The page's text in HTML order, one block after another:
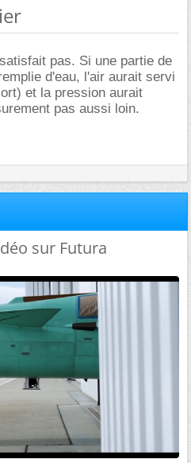
pas. Si une partie de
d'eau, l'air aurait servi
et la pression aurait
pas aussi loin.
sur Futura